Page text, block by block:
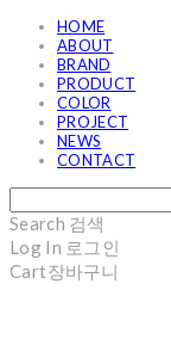
HOME
ABOUT
BRAND
PRODUCT
COLOR
PROJECT
NEWS
CONTACT
Search 검색
Log In 로그인
Cart장바구니